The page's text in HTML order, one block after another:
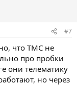
#7
что TMC не
про пробки
они телематику
но через